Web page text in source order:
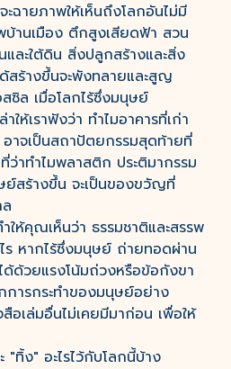
ฉายภาพให้เห็นถึงโลกอันไม่มี
านเมือง ตึกสูงเสียดฟ้า สวน
ละใต้ดิน สิ่งปลูกสร้างและสิ่ง
สร้างขึ้นจะพังทลายและสูญ
ซิล เมื่อโลกไร้ซึ่งมนุษย์
ห้เราฟังว่า ทำไมอาคารที่เก่า
าจเป็นสถาปัตยกรรมสุดท้ายที่
ว่าทำไมพลาสติก ประติมากรรม
สร้างขึ้น จะเป็นของขวัญที่
ให้คุณเห็นว่า ธรรมชาติและสรรพ
ร หากไร้ซึ่งมนุษย์ ถ่ายทอดผ่าน
ด้ด้วยแรงโน้มถ่วงหรือข้อกังขา
การกระทำของมนุษย์อย่าง
อเล่มอื่นไม่เคยมีมาก่อน เพื่อให้
ทิ้ง" อะไรไว้กับโลกนี้บ้าง